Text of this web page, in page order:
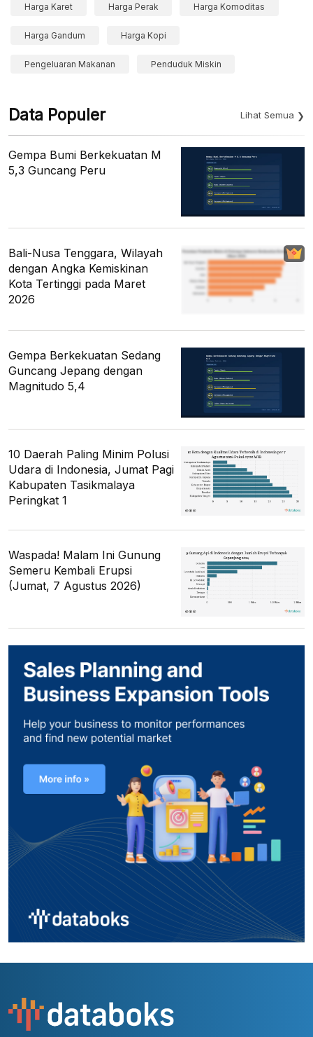
Harga Karet Harga Perak Harga Komoditas
Harga Gandum Harga Kopi
Pengeluaran Makanan Penduduk Miskin
Data Populer Lihat Semua
Gempa Bumi Berkekuatan M
5,3 Guncang Peru
Bali-Nusa Tenggara, Wilayah
dengan Angka Kemiskinan
Kota Tertinggi pada Maret
2026
Gempa Berkekuatan Sedang
Guncang Jepang dengan
Magnitudo 5,4
10 Daerah Paling Minim Polusi
Udara di Indonesia, Jumat Pagi
Kabupaten Tasikmalaya
Peringkat 1
Waspada! Malam Ini Gunung
Semeru Kembali Erupsi
(Jumat, 7 Agustus 2026)